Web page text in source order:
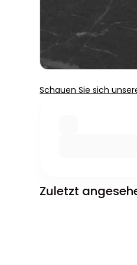
Schauen Sie sich
Zuletzt